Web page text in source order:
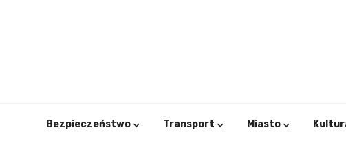
Bezpieczeństwo Transport Miasto